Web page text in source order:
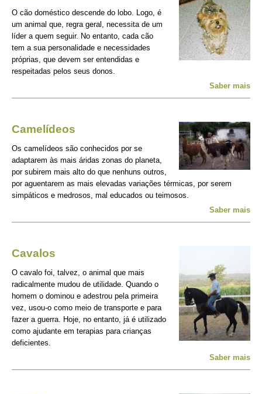
O cão doméstico descende do lobo. Logo, é
um animal que, regra geral, necessita de um
líder a quem seguir. No entanto, cada cão
tem a sua personalidade e necessidades
próprias, que devem ser entendidas e
respeitadas pelos seus donos.
Saber mais
Camelídeos
Os camelídeos são conhecidos por se
adaptarem às mais áridas zonas do planeta,
por subirem mais alto do que nenhuns outros,
por aguentarem as mais elevadas variações térmicas, por serem
simpáticos e medrosos, mal educados ou teimosos.
Saber mais
Cavalos
O cavalo foi, talvez, o animal que mais
radicalmente mudou de utilidade. Quando o
homem o dominou e adestrou pela primeira
vez, usou-o como meio de transporte e para
fazer a guerra. Hoje, no entanto, já é utilizado
como ajudante em terapias para crianças
deficientes.
Saber mais